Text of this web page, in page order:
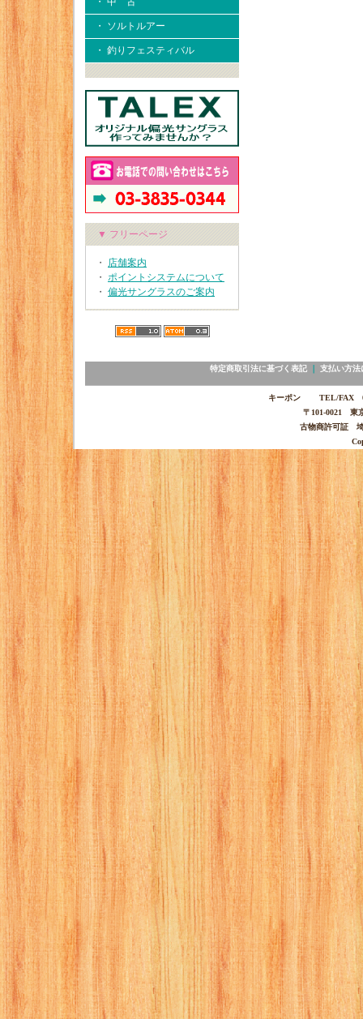
・ ソルトルアー
・ 釣りフェスティバル
▼ フリーページ
・ 店舗案内
・ ポイントシステムについて
・ 偏光サングラスのご案内
特定商取引法に基づく表記｜ 支払い方法
キーポン TEL/FAX
〒101-0021 東
古物商許可証